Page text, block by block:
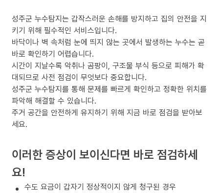
성주군 누수탐지는 갑작스러운 손해를 방지하고 집의 안전을 지
키기 위해 필수적인 서비스입니다.
바닥이나 벽 속처럼 눈에 띄지 않는 곳에서 발생하는 누수는 곧
바로 확인하기 어렵습니다.
시간이 지날수록 악취나 곰팡이, 구조물 부식 등으로 피해가 확
대되므로 사전 점검이 무엇보다 중요합니다.
성주군 누수탐지를 통해 문제를 빠르게 확인하고 정확한 위치를
파악해 해결할 수 있습니다.
주거 공간을 안전하게 유지하기 위해 지금 바로 점검을 받아보
세요.
이러한 증상이 보이신다면 바로 점검하세
요!
수도 요금이 갑자기 정상적이지 않게 청구된 경우